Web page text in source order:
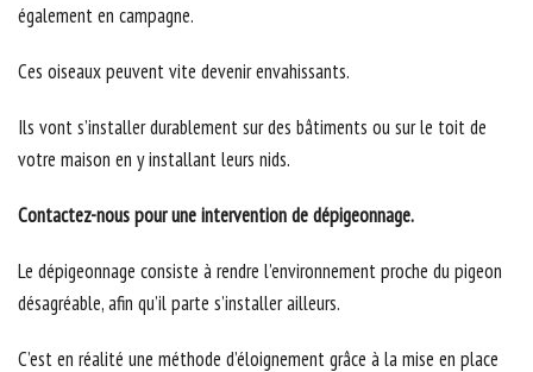
également en campagne.
Ces oiseaux peuvent vite devenir envahissants.
Ils vont s’installer durablement sur des bâtiments ou sur le toit de
votre maison en y installant leurs nids.
Contactez-nous pour une intervention de dépigeonnage.
Le dépigeonnage consiste à rendre l’environnement proche du pigeon
désagréable, afin qu’il parte s’installer ailleurs.
C’est en réalité une méthode d’éloignement grâce à la mise en place